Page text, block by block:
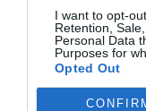
I want to opt-
Retention,
Personal Data
Purposes for
Opted Out
Doprava
nákupe nad
Bezpečná
kartou,